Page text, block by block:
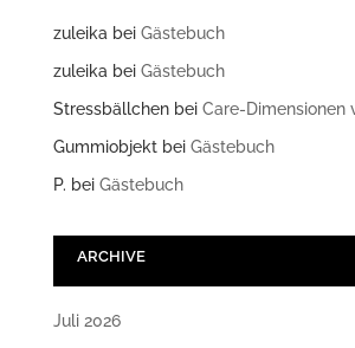
zuleikabei Gästebuch
zuleikabei Gästebuch
Stressbällchenbei Care-Dimensionen
Gummiobjektbei Gästebuch
P. bei Gästebuch
ARCHIVE
Juli 2026